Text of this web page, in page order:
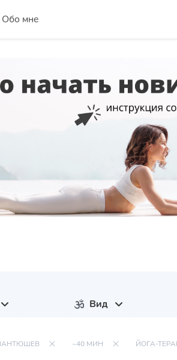
Обо мне
Вид
~40 МИН ЙОГА-